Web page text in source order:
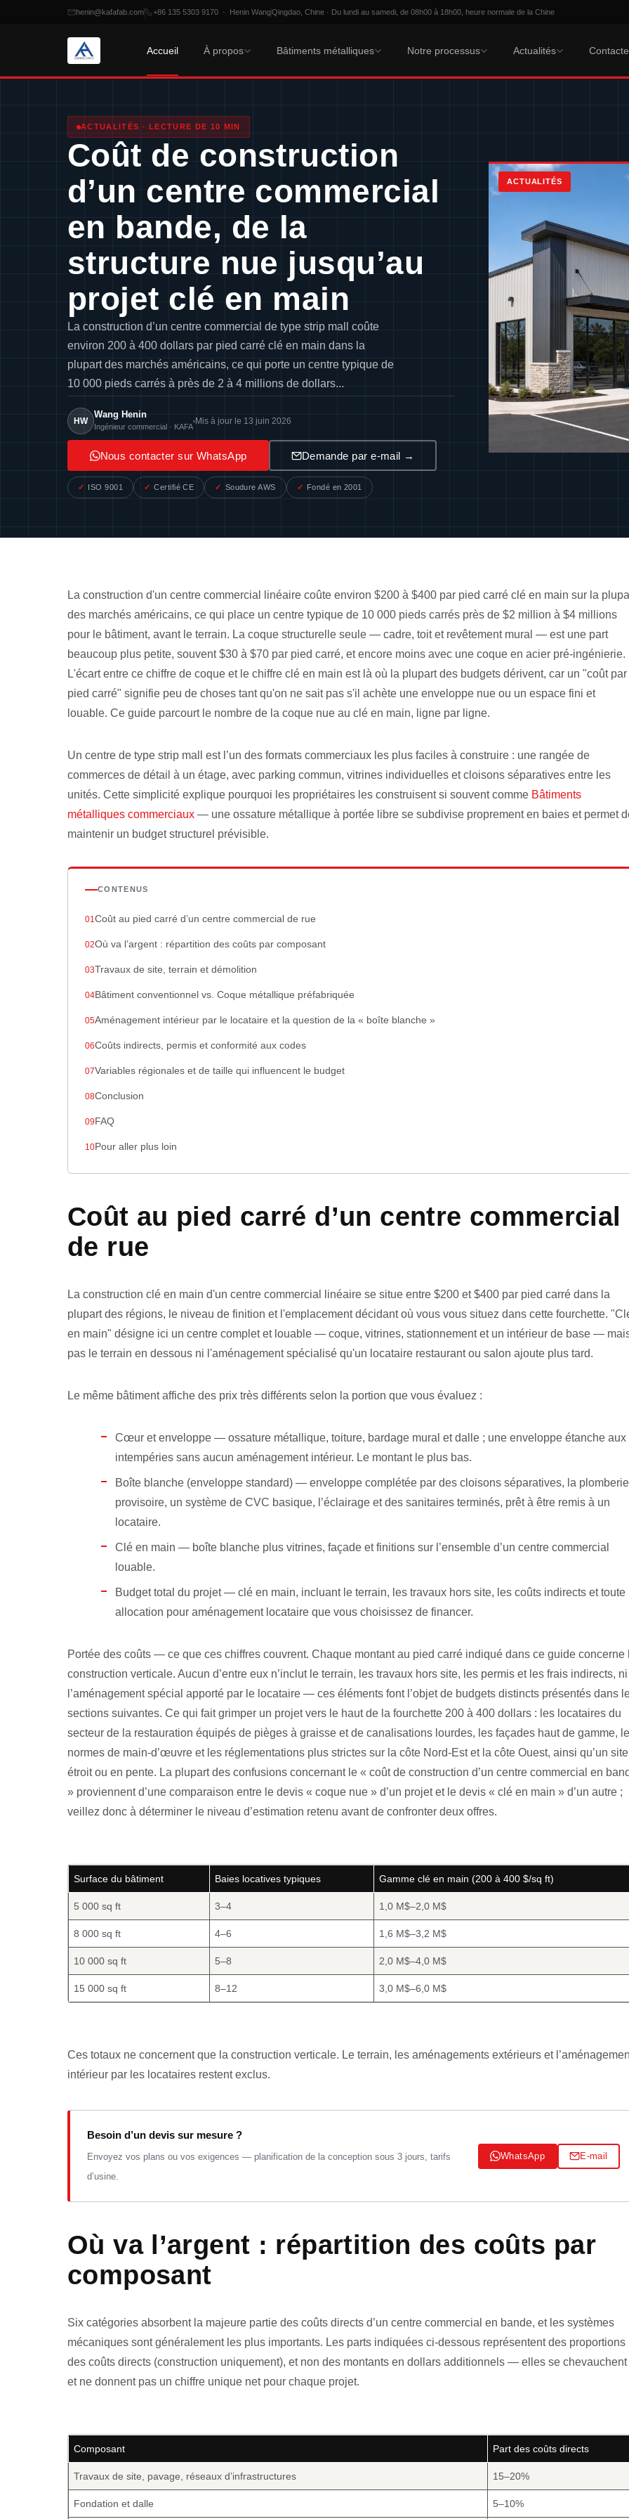
henin@kafafab.com +86 135 5303 9170 · Henin WangQingdao, Chine · Du lundi au samedi, de 08h00 à 18h00, heure normale de la Chine
Accueil À propos Bâtiments métalliques Notre processus Actualités
ACTUALITÉS · LECTURE DE 10 MIN
Coût de construction
d’un centre commercial
en bande, de la
structure nue jusqu’au
projet clé en main
La construction d’un centre commercial de type strip mall coûte
environ 200 à 400 dollars par pied carré clé en main dans la
plupart des marchés américains, ce qui porte un centre typique de
10 000 pieds carrés à près de 2 à 4 millions de dollars...
HW
Wang Henin
Ingénieur commercial · KAFA
Mis à jour le 13 juin 2026
Nous contacter sur WhatsApp Demande par e-mail →
ISO 9001 Certifié CE Soudure AWS Fondé en 2001
ACTUALITÉS
La construction d'un centre commercial linéaire coûte environ $200 à $400 par pied carré clé en main sur la
des marchés américains, ce qui place un centre typique de 10 000 pieds carrés près de $2 million à $4 millions
pour le bâtiment, avant le terrain. La coque structurelle seule — cadre, toit et revêtement mural — est une part
beaucoup plus petite, souvent $30 à $70 par pied carré, et encore moins avec une coque en acier pré-ingénierie.
L'écart entre ce chiffre de coque et le chiffre clé en main est là où la plupart des budgets dérivent, car un "coût par
pied carré" signifie peu de choses tant qu'on ne sait pas s'il achète une enveloppe nue ou un espace fini et
louable. Ce guide parcourt le nombre de la coque nue au clé en main, ligne par ligne.
Un centre de type strip mall est l’un des formats commerciaux les plus faciles à construire : une rangée de
commerces de détail à un étage, avec parking commun, vitrines individuelles et cloisons séparatives entre les
unités. Cette simplicité explique pourquoi les propriétaires les construisent si souvent comme Bâtiments
métalliques commerciaux — une ossature métallique à portée libre se subdivise proprement en baies et permet
maintenir un budget structurel prévisible.
CONTENUS
Coût au pied carré d’un centre commercial de rue
Où va l’argent : répartition des coûts par composant
Travaux de site, terrain et démolition
Bâtiment conventionnel vs. Coque métallique préfabriquée
Aménagement intérieur par le locataire et la question de la « boîte blanche »
Coûts indirects, permis et conformité aux codes
Variables régionales et de taille qui influencent le budget
Conclusion
FAQ
Pour aller plus loin
Coût au pied carré d’un centre commercial
de rue
La construction clé en main d'un centre commercial linéaire se situe entre $200 et $400 par pied carré dans la
plupart des régions, le niveau de finition et l'emplacement décidant où vous vous situez dans cette fourchette.
en main" désigne ici un centre complet et louable — coque, vitrines, stationnement et un intérieur de base —
pas le terrain en dessous ni l'aménagement spécialisé qu'un locataire restaurant ou salon ajoute plus tard.
Le même bâtiment affiche des prix très différents selon la portion que vous évaluez :
Cœur et enveloppe — ossature métallique, toiture, bardage mural et dalle ; une enveloppe étanche aux
intempéries sans aucun aménagement intérieur. Le montant le plus bas.
Boîte blanche (enveloppe standard) — enveloppe complétée par des cloisons séparatives, la plomberie
provisoire, un système de CVC basique, l’éclairage et des sanitaires terminés, prêt à être remis à un
locataire.
Clé en main — boîte blanche plus vitrines, façade et finitions sur l’ensemble d’un centre commercial
louable.
Budget total du projet — clé en main, incluant le terrain, les travaux hors site, les coûts indirects et toute
allocation pour aménagement locataire que vous choisissez de financer.
Portée des coûts — ce que ces chiffres couvrent. Chaque montant au pied carré indiqué dans ce guide concerne
construction verticale. Aucun d’entre eux n’inclut le terrain, les travaux hors site, les permis et les frais indirects, ni
l’aménagement spécial apporté par le locataire — ces éléments font l’objet de budgets distincts présentés dans
sections suivantes. Ce qui fait grimper un projet vers le haut de la fourchette 200 à 400 dollars : les locataires du
secteur de la restauration équipés de pièges à graisse et de canalisations lourdes, les façades haut de gamme,
normes de main-d’œuvre et les réglementations plus strictes sur la côte Nord-Est et la côte Ouest, ainsi qu’un site
étroit ou en pente. La plupart des confusions concernant le « coût de construction d’un centre commercial en
» proviennent d’une comparaison entre le devis « coque nue » d’un projet et le devis « clé en main » d’un autre ;
veillez donc à déterminer le niveau d’estimation retenu avant de confronter deux offres.
Surface du bâtiment Baies locatives typiques Gamme clé en main (200 à 400 $/sq ft)
5 000 sq ft 3–4 1,0 M$–2,0 M$
8 000 sq ft 4–6 1,6 M$–3,2 M$
10 000 sq ft 5–8 2,0 M$–4,0 M$
15 000 sq ft 8–12 3,0 M$–6,0 M$
Ces totaux ne concernent que la construction verticale. Le terrain, les aménagements extérieurs et
intérieur par les locataires restent exclus.
Besoin d’un devis sur mesure ?
Envoyez vos plans ou vos exigences — planification de la conception sous 3 jours, tarifs
d’usine.
WhatsApp E-mail
Où va l’argent : répartition des coûts par
composant
Six catégories absorbent la majeure partie des coûts directs d’un centre commercial en bande, et les systèmes
mécaniques sont généralement les plus importants. Les parts indiquées ci-dessous représentent des proportions
des coûts directs (construction uniquement), et non des montants en dollars additionnels — elles se chevauchent
et ne donnent pas un chiffre unique net pour chaque projet.
Composant Part des coûts directs
Travaux de site, pavage, réseaux d’infrastructures 15–20%
Fondation et dalle 5–10%